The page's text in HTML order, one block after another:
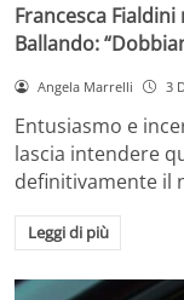
Francesca
Ballando:
Angela Marrelli 3
Entusiasmo e
lascia intendere
definitivamente il
Leggi di più